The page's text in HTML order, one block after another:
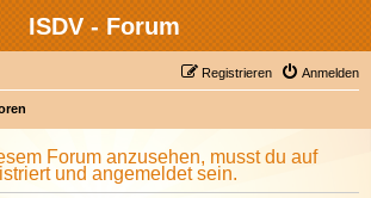
ISDV - Forum
Anmelden
Registrieren
Forum anzusehen, musst du auf
und angemeldet sein.